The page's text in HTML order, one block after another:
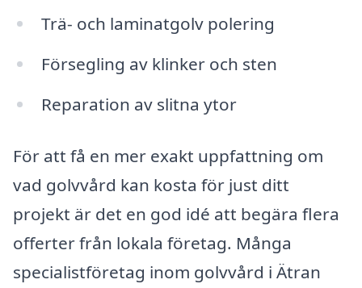
Trä- och laminatgolv polering
Försegling av klinker och sten
Reparation av slitna ytor
För att få en mer exakt uppfattning om
vad golvvård kan kosta för just ditt
projekt är det en god idé att begära flera
offerter från lokala företag. Många
specialistföretag inom golvvård i Ätran